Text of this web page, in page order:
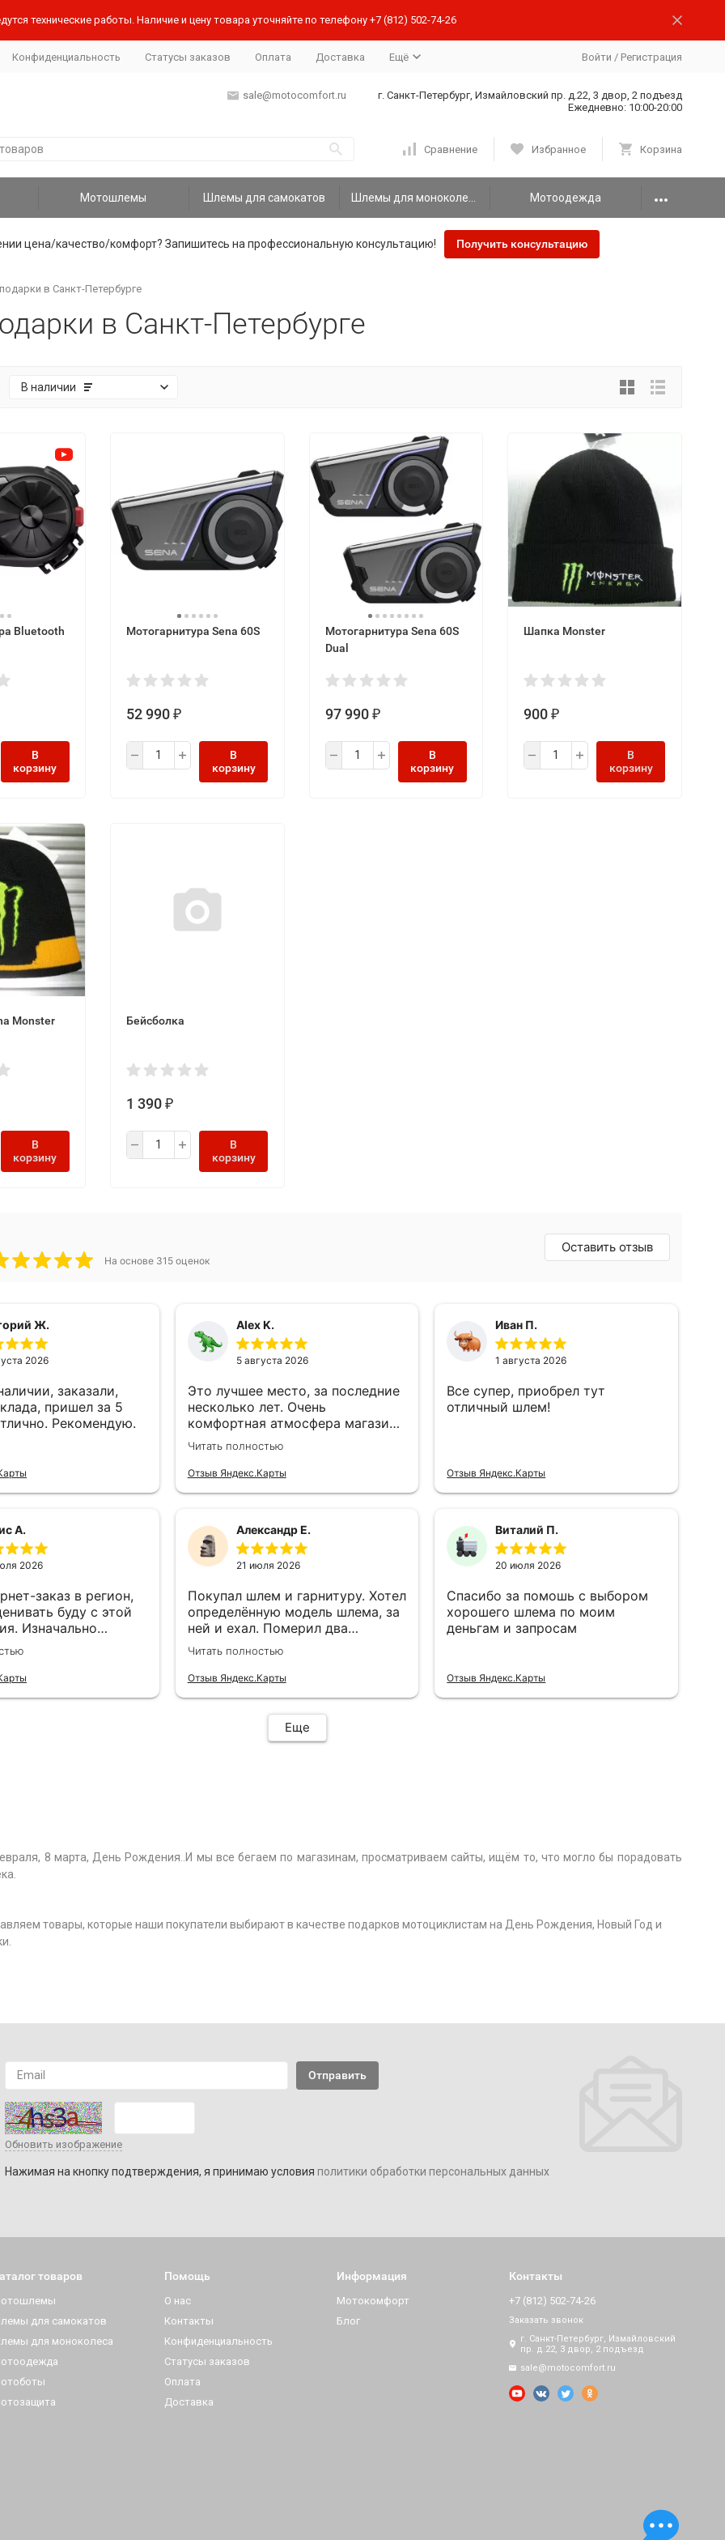
технические работы. Наличие и цену товара уточняйте по телефону +7 (812) 502-74-26
Конфиденциальность Статусы заказов Оплата Доставка Ещё Войти / Регистрация
sale@motocomfort.ru
г. Санкт-Петербург, Измайловский пр. д.22, 3 двор, 2 подъезд
Ежедневно: 10:00-20:00
Сравнение Избранное Корзина
Мотошлемы Шлемы для самокатов Мотоодежда
цена/качество/комфорт? Запишитесь на профессиональную консультацию! Получить консультацию
в Санкт-Петербурге
в Санкт-Петербурге
В наличии
Bluetooth
В
корзину
Мотогарнитура Sena 60S
52 990 ₽
В
корзину
Мотогарнитура Sena 60S
Dual
97 990 ₽
В
корзину
Шапка Monster
900 ₽
В
корзину
Monster
В
корзину
Бейсболка
1 390 ₽
В
корзину
8 марта, День Рождения..И мы все бегаем по магазинам, просматриваем сайты, ищём то, что могло бы порадовать
товары, которые наши покупатели выбирают в качестве подарков мотоциклистам на День Рождения, Новый Год и
Обновить изображение
Нажимая на кнопку подтверждения, я принимаю условия политики обработки персональных данных
товаров
для самокатов
для моноколеса
Помощь
О нас
Контакты
Конфиденциальность
Статусы заказов
Оплата
Доставка
Информация
Мотокомфорт
Блог
Контакты
+7 (812) 502-74-26
Заказать звонок
г. Санкт-Петербург, Измайловский
пр. д.22, 3 двор, 2 подъезд
sale@motocomfort.ru